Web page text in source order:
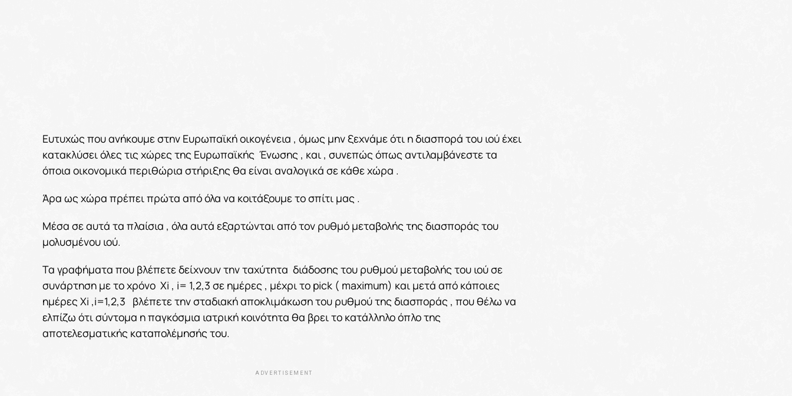
Ευτυχώς που ανήκουμε στην Ευρωπαϊκή οικογένεια , όμως μην ξεχνάμε ότι η διασπορά του ιού έχει
κατακλύσει όλες τις χώρες της Ευρωπαϊκής Ένωσης , και , συνεπώς όπως αντιλαμβάνεστε τα
όποια οικονομικά περιθώρια στήριξης θα είναι αναλογικά σε κάθε χώρα .
Άρα ως χώρα πρέπει πρώτα από όλα να κοιτάξουμε το σπίτι μας .
Μέσα σε αυτά τα πλαίσια , όλα αυτά εξαρτώνται από τον ρυθμό μεταβολής της διασποράς του
μολυσμένου ιού.
Τα γραφήματα που βλέπετε δείχνουν την ταχύτητα διάδοσης του ρυθμού μεταβολής του ιού σε
συνάρτηση με το χρόνο Xi , i= 1,2,3 σε ημέρες , μέχρι το pick ( maximum) και μετά από κάποιες
ημέρες Xi ,i=1,2,3 βλέπετε την σταδιακή αποκλιμάκωση του ρυθμού της διασποράς , που θέλω να
ελπίζω ότι σύντομα η παγκόσμια ιατρική κοινότητα θα βρει το κατάλληλο όπλο της
αποτελεσματικής καταπολέμησής του.
ADVERTISEMENT